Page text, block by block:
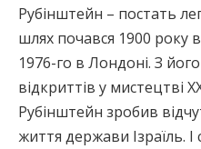
Рубінштейн – постать
шлях почався 1900 року
1976-го в Лондоні. З
відкриттів у мистецтві
Рубінштейн зробив
життя держави Ізраїль. І